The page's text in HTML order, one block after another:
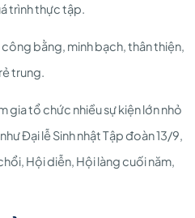
trình thực tập.
bằng, minh bạch, thân thiện,
trung.
gia tổ chức nhiều sự kiện lớn nhỏ
Đại lễ Sinh nhật Tập đoàn 13/9,
Hội diễn, Hội làng cuối năm,